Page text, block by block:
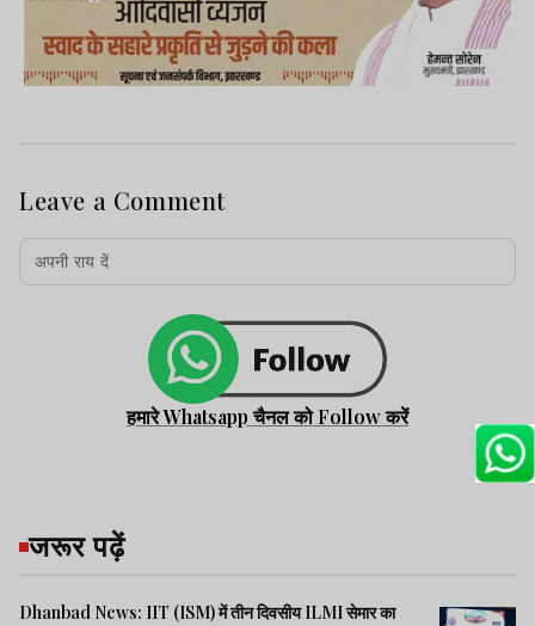
Leave a Comment
हमारे Whatsapp चैनल को Follow करें
जरूर पढ़ें
Dhanbad News: IIT (ISM) में तीन दिवसीय ILMI सेमार का